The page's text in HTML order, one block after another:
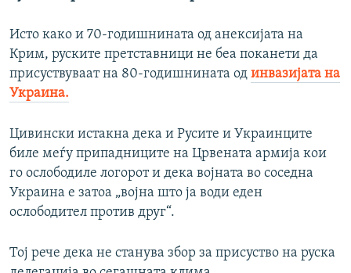
Исто како и 70-годишнината од анексијата на
Крим, руските претставници не беа поканети да
присуствуваат на 80-годишнината од инвазијата на
Украина.
Цивински истакна дека и Русите и Украинците
биле меѓу припадниците на Црвената армија кои
го ослободиле логорот и дека војната во соседна
Украина е затоа „војна што ја води еден
ослободител против друг“.
Тој рече дека не станува збор за присуство на руска